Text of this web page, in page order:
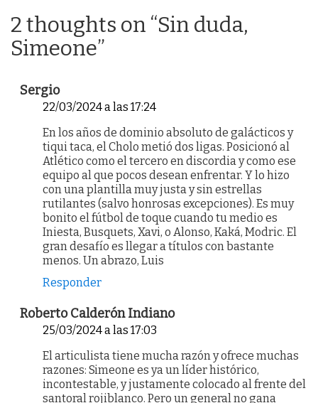
2 thoughts on “Sin duda,
Simeone”
Sergio
22/03/2024 a las 17:24
En los años de dominio absoluto de galácticos y
tiqui taca, el Cholo metió dos ligas. Posicionó al
Atlético como el tercero en discordia y como ese
equipo al que pocos desean enfrentar. Y lo hizo
con una plantilla muy justa y sin estrellas
rutilantes (salvo honrosas excepciones). Es muy
bonito el fútbol de toque cuando tu medio es
Iniesta, Busquets, Xavi, o Alonso, Kaká, Modric. El
gran desafío es llegar a títulos con bastante
menos. Un abrazo, Luis
Responder
Roberto Calderón Indiano
25/03/2024 a las 17:03
El articulista tiene mucha razón y ofrece muchas
razones: Simeone es ya un líder histórico,
incontestable, y justamente colocado al frente del
santoral rojiblanco. Pero un general no gana